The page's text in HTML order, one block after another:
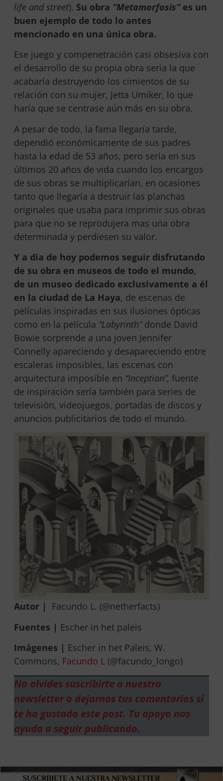
life and street). Su obra “Metamorfosis”es un
buen ejemplo de todo lo antes
mencionado en una única obra.
Ese juego y compenetración casi obsesiva con
el desarrollo de su propia obra seria la que
acabaría destruyendo los cimientos de su
relación con su mujer, Jetta Umiker, lo que
haría que se centrase aún más en su obra.
A pesar de todo, la fama llegaría tarde,
dependió económicamente de sus padres
hasta la edad de 53 años, pero seria en sus
últimos 20 años de vida cuando los encargos
de sus obras se multiplicarían, en ocasiones
tanto que llegaría a destruir las planchas
originales que usaba para imprimir sus obras
para que no se reprodujera mas una obra
determinada y perdiesen su valor.
Y a día de hoy podemos seguir disfrutando
de su obra en museos de todo el mundo,
de un museo dedicado exclusivamente a él
en la ciudad de La Haya, de escenas de
películas inspiradas en sus ilusiones ópticas
como en la película “Labyrinth”donde David
Bowie sorprende a una joven Jennifer
Connelly apareciendo y desapareciendo entre
escaleras imposibles, las escenas con
arquitectura imposible en “Inception”, fuente
de inspiración sería también para series de
televisión, videojuegos, portadas de discos y
anuncios publicitarios de todo el mundo.
Autor |
Facundo L. (@netherfacts)
Fuentes | Escher in het paleis
Imágenes | Escher in het Paleis, W.
Commons, Facundo L(@facundo_longo)
No olvides suscribirte a nuestra
newsletter o dejarnos tus comentarios si
te ha gustado este post. Tu apoyo nos
ayuda a seguir publicando.